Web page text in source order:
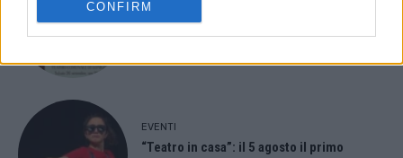
CONFIRMEVENTI
Berici in Festival 2026: a Lonigo “Little
Italy, sulla strada del sogno”
EVENTI
“Teatro in casa”: il 5 agosto il primo